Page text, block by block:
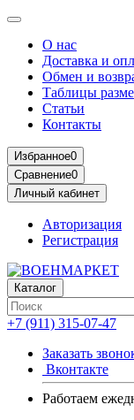
О нас
Доставка и
Обмен и
Таблицы
Статьи
Контакты
Избранное0
Сравнение0
Личный кабинет
Авторизация
Регистрация
Каталог
+7 (911) 315-07-47
Заказать
Вконтакте
Работаем